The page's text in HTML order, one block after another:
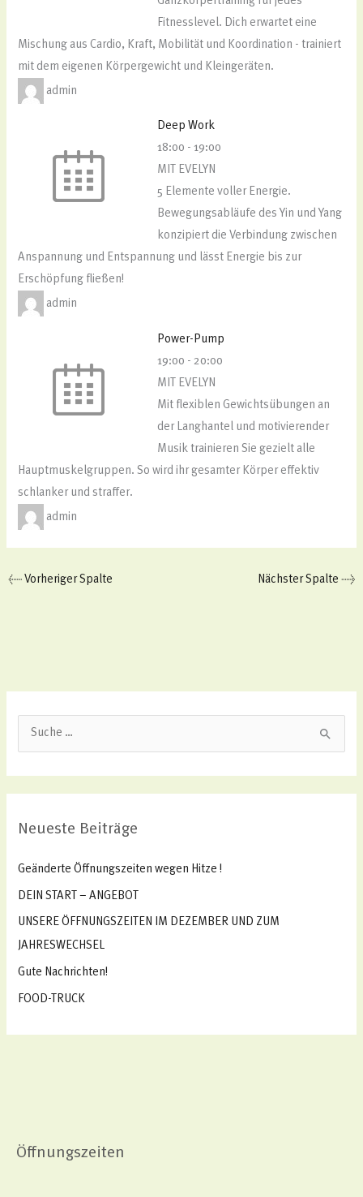
Fitnesslevel. Dich erwartet eine
Mischung aus Cardio, Kraft, Mobilität und Koordination - trainiert
mit dem eigenen Körpergewicht und Kleingeräten.
admin
Deep Work
18:00 -19:00
MIT EVELYN
5 Elemente voller Energie.
Bewegungsabläufe des Yin und Yang
konzipiert die Verbindung zwischen
Anspannung und Entspannung und lässt Energie bis zur
Erschöpfung fließen!
admin
Power-Pump
19:00 -20:00
MIT EVELYN
Mit flexiblen Gewichtsübungen an
der Langhantel und motivierender
Musik trainieren Sie gezielt alle
Hauptmuskelgruppen. So wird ihr gesamter Körper effektiv
schlanker und straffer.
admin
←Vorheriger Spalte Nächster Spalte→
e
a
c
h
:
Neueste Beiträge
Geänderte Öffnungszeiten wegen Hitze !
DEIN START – ANGEBOT
UNSERE ÖFFNUNGSZEITEN IM DEZEMBER UND ZUM
JAHRESWECHSEL
Gute Nachrichten!
FOOD-TRUCK
Öffnungszeiten